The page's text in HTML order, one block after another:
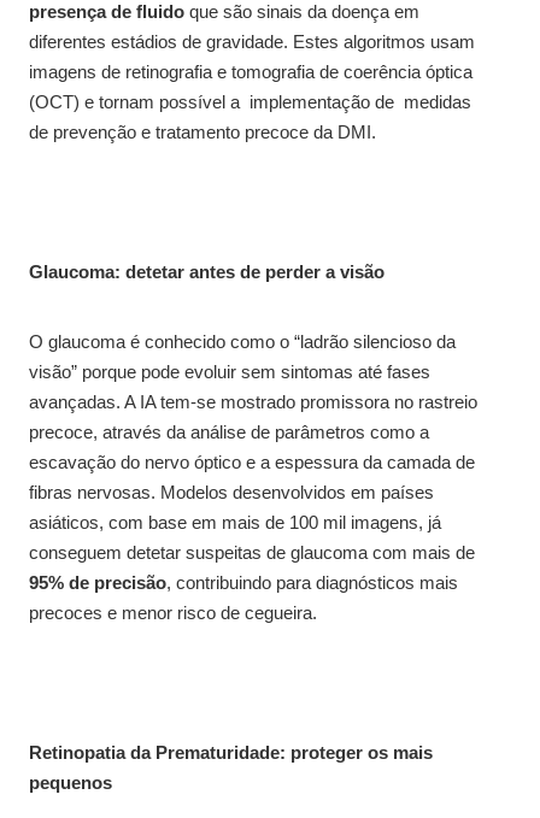
presença de fluido que são sinais da doença em
diferentes estádios de gravidade. Estes algoritmos usam
imagens de retinografia e tomografia de coerência óptica
(OCT) e tornam possível a implementação de medidas
de prevenção e tratamento precoce da DMI.
Glaucoma: detetar antes de perder a visão
O glaucoma é conhecido como o “ladrão silencioso da
visão” porque pode evoluir sem sintomas até fases
avançadas. A IA tem-se mostrado promissora no rastreio
precoce, através da análise de parâmetros como a
escavação do nervo óptico e a espessura da camada de
fibras nervosas. Modelos desenvolvidos em países
asiáticos, com base em mais de 100 mil imagens, já
conseguem detetar suspeitas de glaucoma com mais de
95% de precisão, contribuindo para diagnósticos mais
precoces e menor risco de cegueira.
Retinopatia da Prematuridade: proteger os mais
pequenos